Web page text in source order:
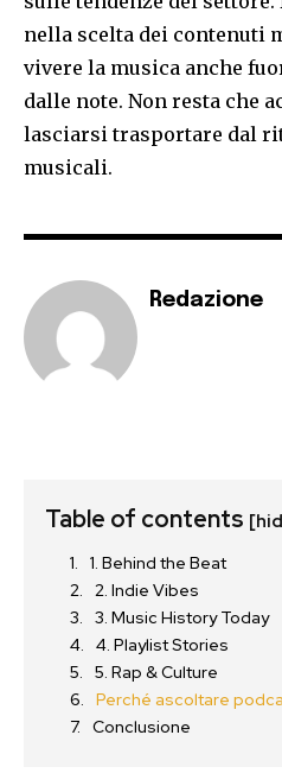
nella scelta dei contenuti
vivere la musica anche
dalle note. Non resta che
lasciarsi trasportare dal
musicali.
Redazione
Table of contents
1. Behind the Beat
2. Indie Vibes
3. Music History Today
4. Playlist Stories
5. Rap & Culture
Perché ascoltare
Conclusione